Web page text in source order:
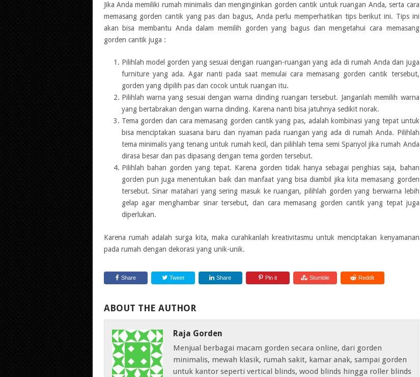
Jika Anda memiliki rumah minimalis dan menginginkan gorden cantik untuk ruangan Anda, serta cara
memasang gorden cantik yang pas dan bagus, Anda perlu memperhatikan tips berikut ini. Tips ini
akan bisa membantu Anda dalam memilih gorden yang bagus dan mengetahui cara memasang
gorden cantik juga :
Pilihlah model gorden yang sesuai dengan ruangan-ruangan yang ada di rumah Anda dan juga
furniture yang ada. Agar nanti pada saat memulai cara memasang gorden cantik tersebut,
gorden yang dipilih pas dan cocok untuk ruangan itu.
Pilihlah warna yang sesuai dengan warna dinding ruangan tersebut. Janganlah memilih warna
yang bertabrakan dengan warna dinding. Karena nanti bisa jatuhnya sedikit norak.
Tema gorden dan cara memasang gorden cantik yang pas, adalah kombinasi yang tepat untuk
bisa menciptakan suasana baru dan nyaman pada ruangan yang ada di rumah Anda. Pilihlah
tema minimalis yang tenang untuk rumah kecil, dan pilihlah tema semi Spanyol jika rumah Anda
dirasa besar dan pas dipasang dengan tema gorden tersebut.
Pilihlah bahan gorden yang tepat. Karena gorden tidak hanya sebagai penghias saja, bahan
gorden pun juga menentukan baik dan manfaat yang bisa diambil jika kita memasang gorden
tersebut. Sinar matahari yang sering masuk ke ruangan, pilihlah gorden yang berwarna lebih
gelap agar menghambar sinar tersebut, dan cara memasang gorden cantik yang tepat juga
diperlukan.
Karena rumah adalah surga kita, maka curahkanlah kreativitasmu untuk menciptakan kenyamanan
pada rumah dengan dekorasi yang unik-unik.
Share Tweet Share Pin it Stumble Reddit
ABOUT THE AUTHOR
Raja Gorden
Menjual berbagai macam gorden secara online, dari gorden
minimalis, mewah klasik, rumah sakit, kamar anak, sampai gorden
untuk kantor seperti vertical blinds, wood blinds hingga roller blinds